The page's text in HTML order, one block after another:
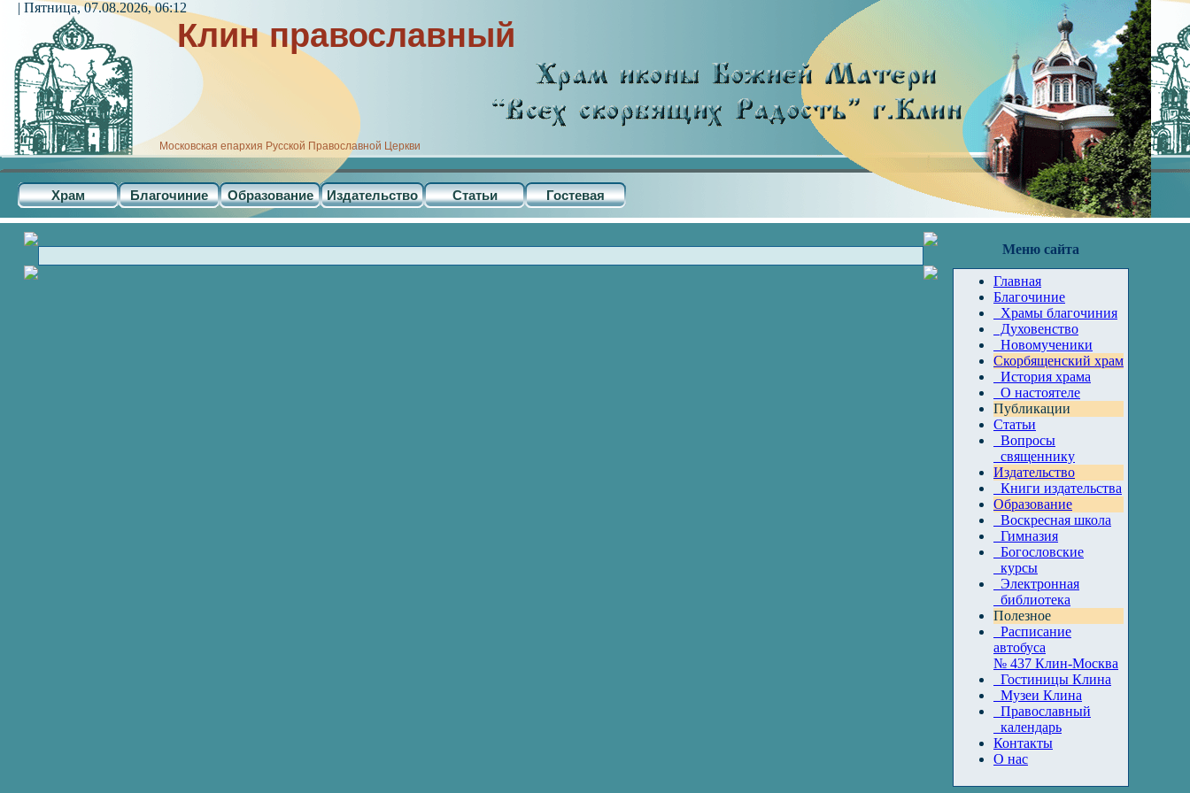
Клин православный
Московская епархия Русской Православной Церкви
Храм Благочиние Образование Издательство Статьи Гостевая
| Пятница, 07.08.2026, 06:12
Меню сайта
Главная
Благочиние
Храмы благочиния
Духовенство
Новомученики
Скорбященский храм
История храма
О настоятеле
Публикации
Статьи
Вопросы
священнику
Издательство
Книги издательства
Образование
Воскресная школа
Гимназия
Богословские
курсы
Электронная
библиотека
Полезное
Расписание
автобуса
№ 437 Клин-Москва
Гостиницы Клина
Музеи Клина
Православный
календарь
Контакты
О нас